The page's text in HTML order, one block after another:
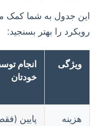
این جدول به شما کمک
رویکرد را بهتر بسنجید:
ویژگی
انجام
خودتان
هزینه
پایین